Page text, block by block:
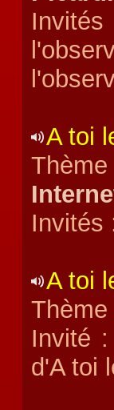
A toi
Invités
A toi
Thème
Invité
d'A toi